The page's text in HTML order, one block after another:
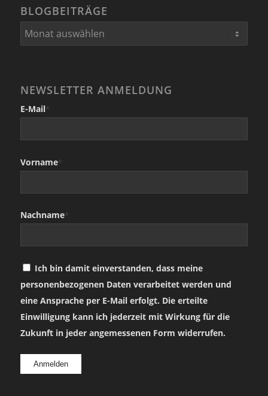
BLOGBEITRÄGE
NEWSLETTER ANMELDUNG
E-Mail*
Vorname*
Nachname*
Ich bin damit einverstanden, dass meine
personenbezogenen Daten verarbeitet werden und
eine Ansprache per E-Mail erfolgt. Die erteilte
Einwilligung kann ich jederzeit mit Wirkung für die
Zukunft in jeder angemessenen Form widerrufen.